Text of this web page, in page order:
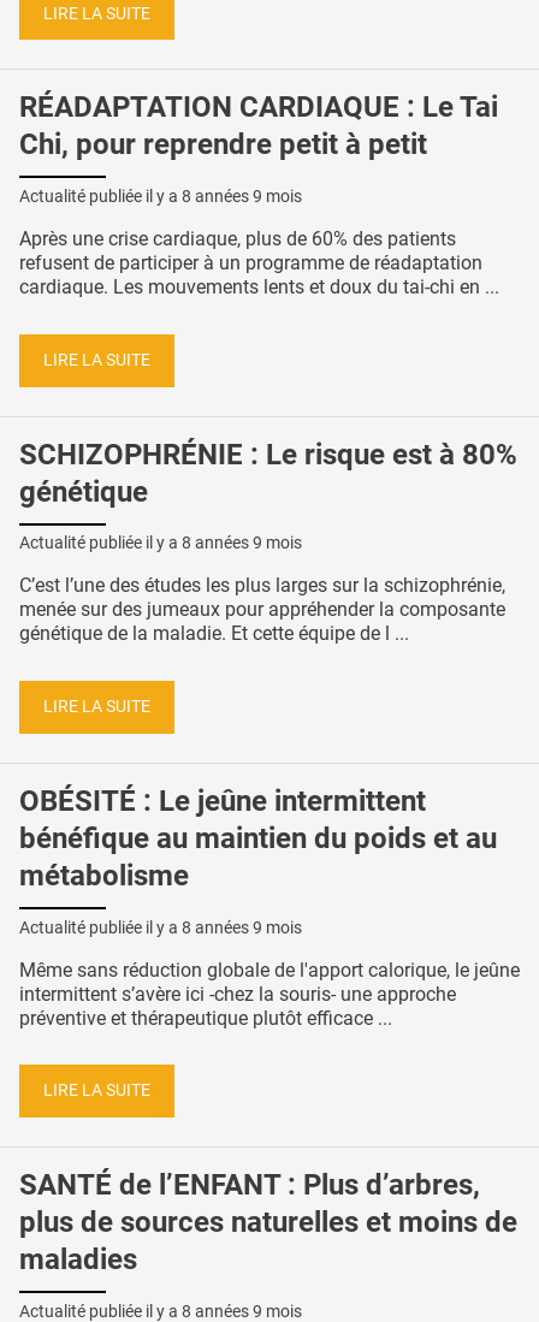
LIRE LA SUITE
RÉADAPTATION CARDIAQUE : Le Tai
Chi, pour reprendre petit à petit
Actualité publiée il y a 8 années 9 mois
Après une crise cardiaque, plus de 60% des patients
refusent de participer à un programme de réadaptation
cardiaque. Les mouvements lents et doux du tai-chi en ...
LIRE LA SUITE
SCHIZOPHRÉNIE : Le risque est à 80%
génétique
Actualité publiée il y a 8 années 9 mois
C’est l’une des études les plus larges sur la schizophrénie,
menée sur des jumeaux pour appréhender la composante
génétique de la maladie. Et cette équipe de l ...
LIRE LA SUITE
OBÉSITÉ : Le jeûne intermittent
bénéfique au maintien du poids et au
métabolisme
Actualité publiée il y a 8 années 9 mois
Même sans réduction globale de l'apport calorique, le jeûne
intermittent s’avère ici -chez la souris- une approche
préventive et thérapeutique plutôt efficace ...
LIRE LA SUITE
SANTÉ de l’ENFANT : Plus d’arbres,
plus de sources naturelles et moins de
maladies
Actualité publiée il y a 8 années 9 mois